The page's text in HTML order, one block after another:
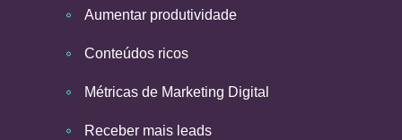
Aumentar produtividade
Conteúdos ricos
Métricas de Marketing Digital
Receber mais leads